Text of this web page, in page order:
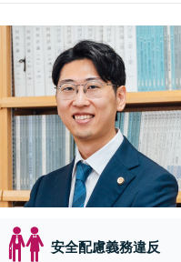
安全配慮義務違反